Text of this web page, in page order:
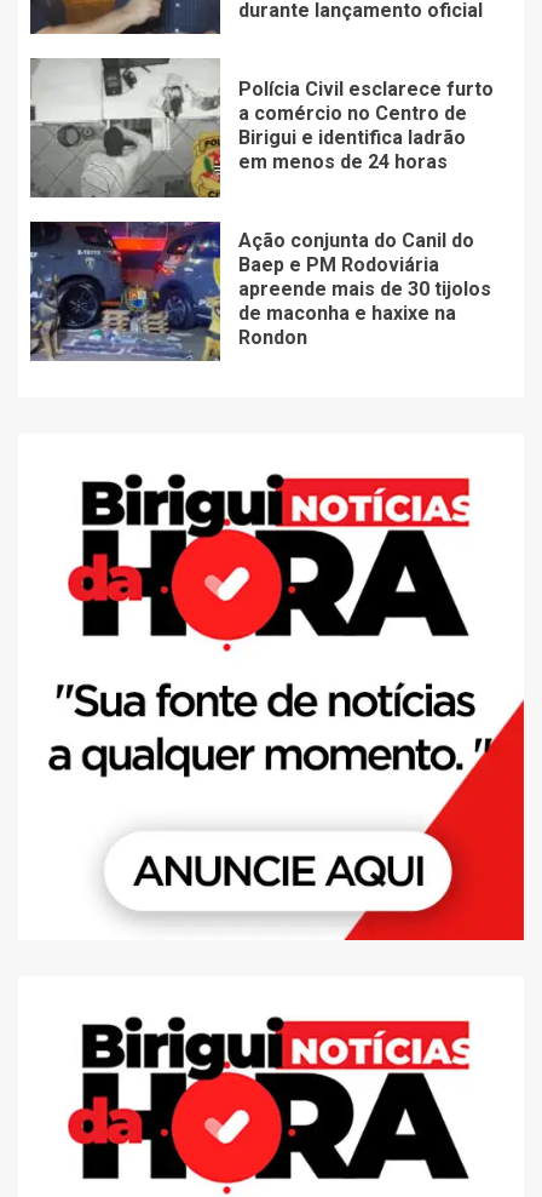
durante lançamento oficial
Polícia Civil esclarece furto
a comércio no Centro de
Birigui e identifica ladrão
em menos de 24 horas
Ação conjunta do Canil do
Baep e PM Rodoviária
apreende mais de 30 tijolos
de maconha e haxixe na
Rondon